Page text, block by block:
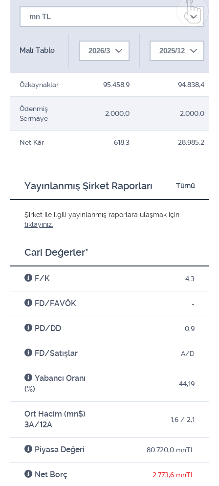
mn TL
Mali Tablo 2026/3 2025/12
Özkaynaklar 95.458,9 94.838,4
Ödenmiş
Sermaye
2.000,0 2.000,0
Net Kâr 618,3 28.985,2
Yayınlanmış Şirket Raporları Tümü
Şirket ile ilgili yayınlanmış raporlara ulaşmak için
tıklayınız.
Cari Değerler*
F/K 4,3
FD/FAVÖK -
PD/DD 0,9
FD/Satışlar A/D
Yabancı Oranı
(%)
44,19
Ort Hacim (mn$)
3A/12A
1,6 / 2,1
Piyasa Değeri 80.720,0 mnTL
Net Borç 2.773,6 mnTL